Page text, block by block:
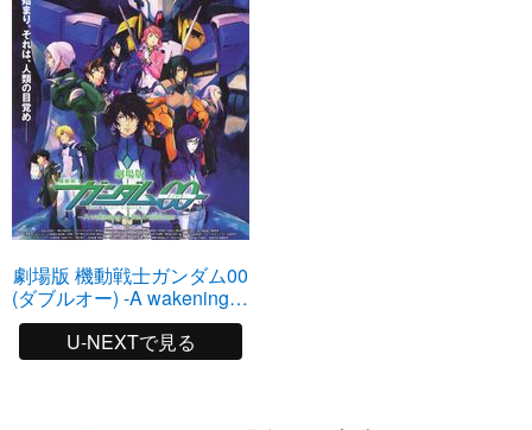
劇場版 機動戦士ガンダム00
(ダブルオー) -A wakening of
the Trailblazer-
U-NEXTで見る